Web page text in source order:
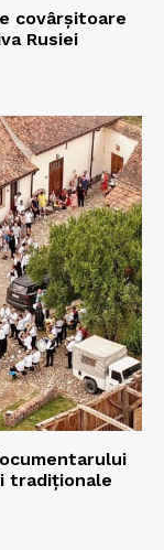
covârșitoare
Rusiei
tradiţionale